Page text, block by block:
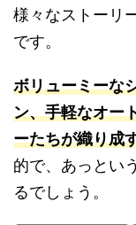
様々なストーリ
です。
ボリューミーな
ン、手軽なオー
ーたちが織り成
的で、あっとい
るでしょう。